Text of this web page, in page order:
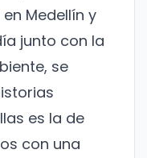
Medellín y
junto con la
se
es la de
con una